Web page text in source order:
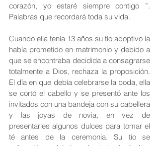
corazón, yo estaré siempre contigo ”.
Palabras que recordará toda su vida.
Cuando ella tenía 13 años su tío adoptivo la
había prometido en matrimonio y debido a
que se encontraba decidida a consagrarse
totalmente a Dios, rechaza la proposición.
El día en que debía celebrarse la boda, ella
se cortó el cabello y se presentó ante los
invitados con una bandeja con su cabellera
y las joyas de novia, en vez de
presentarles algunos dulces para tomar el
té antes de la ceremonia. Su tío se